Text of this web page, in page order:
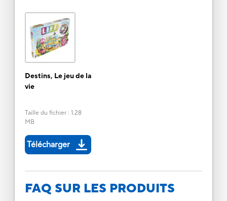
Destins, Le jeu de la
vie
Taille du fichier: 1.28
MB
Télécharger
FAQ SUR LES PRODUITS